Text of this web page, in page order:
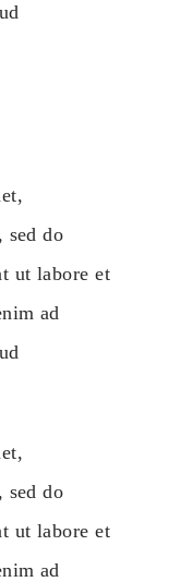
sed do
ut labore et
ad
sed do
ut labore et
ad